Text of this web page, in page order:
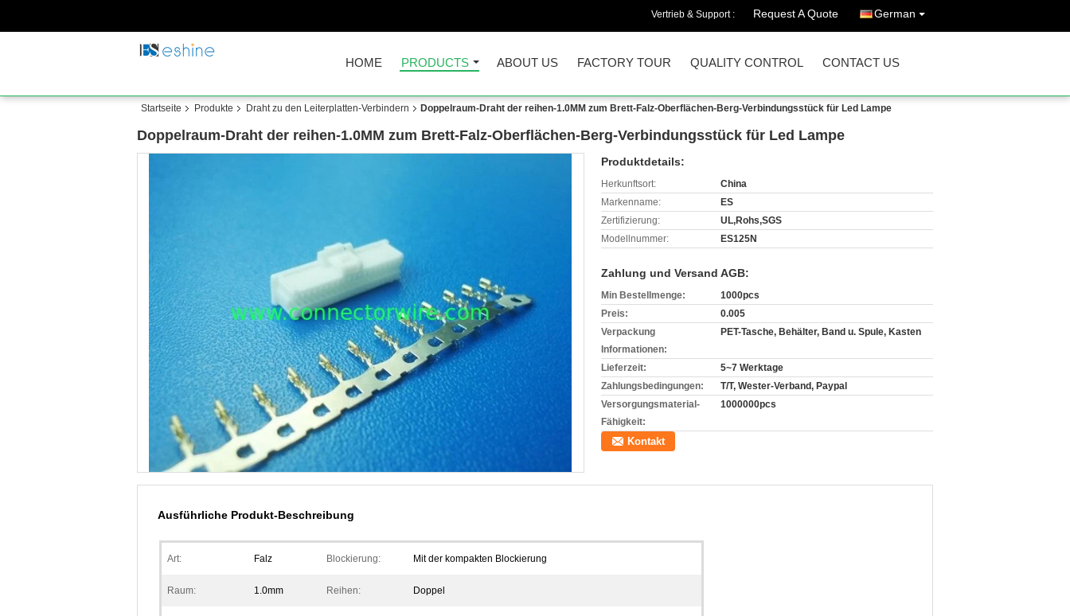
Vertrieb & Support : Request A Quote German
HOME PRODUCTS ABOUT US FACTORY TOUR QUALITY CONTROL CONTACT US
Startseite Produkte Draht zu den Leiterplatten-Verbindern Doppelraum-Draht der reihen-1.0MM zum Brett-Falz-Oberflächen-Berg-Verbindungsstück für Led Lampe
Doppelraum-Draht der reihen-1.0MM zum Brett-Falz-Oberflächen-Berg-Verbindungsstück für Led Lampe
Produktdetails:
Herkunftsort:
China
Markenname:
ES
Zertifizierung:
UL,Rohs,SGS
Modellnummer:
ES125N
Zahlung und Versand AGB:
Min Bestellmenge:
1000pcs
Preis:
0.005
Verpackung
Informationen:
PET-Tasche, Behälter, Band u. Spule, Kasten
Lieferzeit:
5~7 Werktage
Zahlungsbedingungen:
T/T, Wester-Verband, Paypal
Versorgungsmaterial-
Fähigkeit:
1000000pcs
Kontakt
Ausführliche Produkt-Beschreibung
Art: Falz Blockierung: Mit der kompakten Blockierung
Raum: 1.0mm Reihen: Doppel